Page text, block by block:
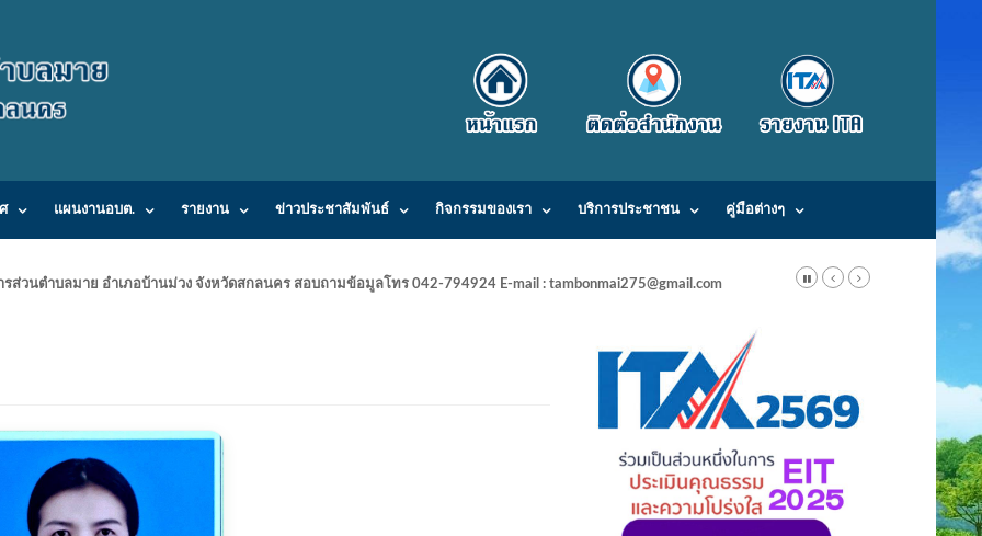
แผนงานอบต. รายงาน ข่าวประชาสัมพันธ์ กิจกรรมของเรา บริการประชาชน คู่มือต่างๆ
ส่วนตำบลมาย อำเภอบ้านม่วง จังหวัดสกลนคร สอบถามข้อมูลโทร 042-794924 E-mail : tambonmai275@gmail.com